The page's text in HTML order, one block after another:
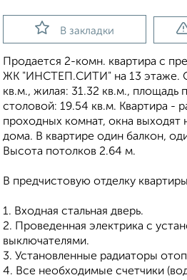
В закладки
Продается 2-комн. квартира с
ЖК "ИНСТЕП.СИТИ" на 13 этаже.
кв.м., жилая: 31.32 кв.м., площадь
столовой: 19.54 кв.м. Квартира -
проходных комнат, окна выходят
дома. В квартире один балкон,
Высота потолков 2.64 м.
В предчистовую отделку
1. Входная стальная дверь.
2. Проведенная электрика с
выключателями.
3. Установленные радиаторы
4. Все необходимые счетчики